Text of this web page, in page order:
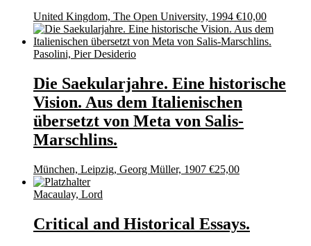
United Kingdom, The Open University, 1994 €10,00
Pasolini, Pier Desiderio
Die Saekularjahre. Eine historische
Vision. Aus dem Italienischen
übersetzt von Meta von Salis-
Marschlins.
München, Leipzig, Georg Müller, 1907 €25,00
Macaulay, Lord
Critical and Historical Essays.